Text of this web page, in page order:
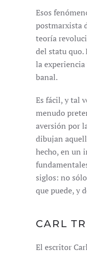
Esos
postmarxista
teoría
del statu quo.
la
banal.
Es fácil, y tal
menudo
aversión por
dibujan
hecho, en un
siglos: no
que puede, y
CARL
El escritor